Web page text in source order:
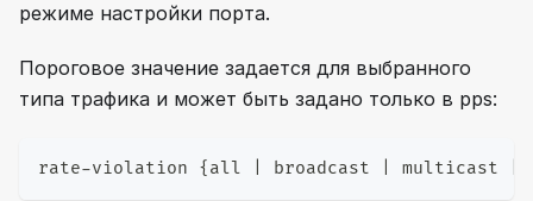
режиме настройки порта.
Пороговое значение задается для выбранного
типа трафика и может быть задано только в pps:
rate-violation {all | broadcast | multicast |